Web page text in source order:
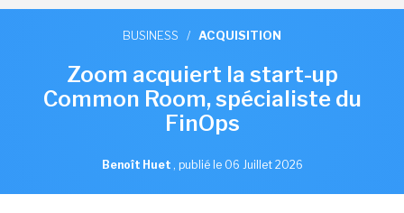
BUSINESS / ACQUISITION
Zoom acquiert la start-up
Common Room, spécialiste du
FinOps
Benoît Huet , publié le 06 Juillet 2026